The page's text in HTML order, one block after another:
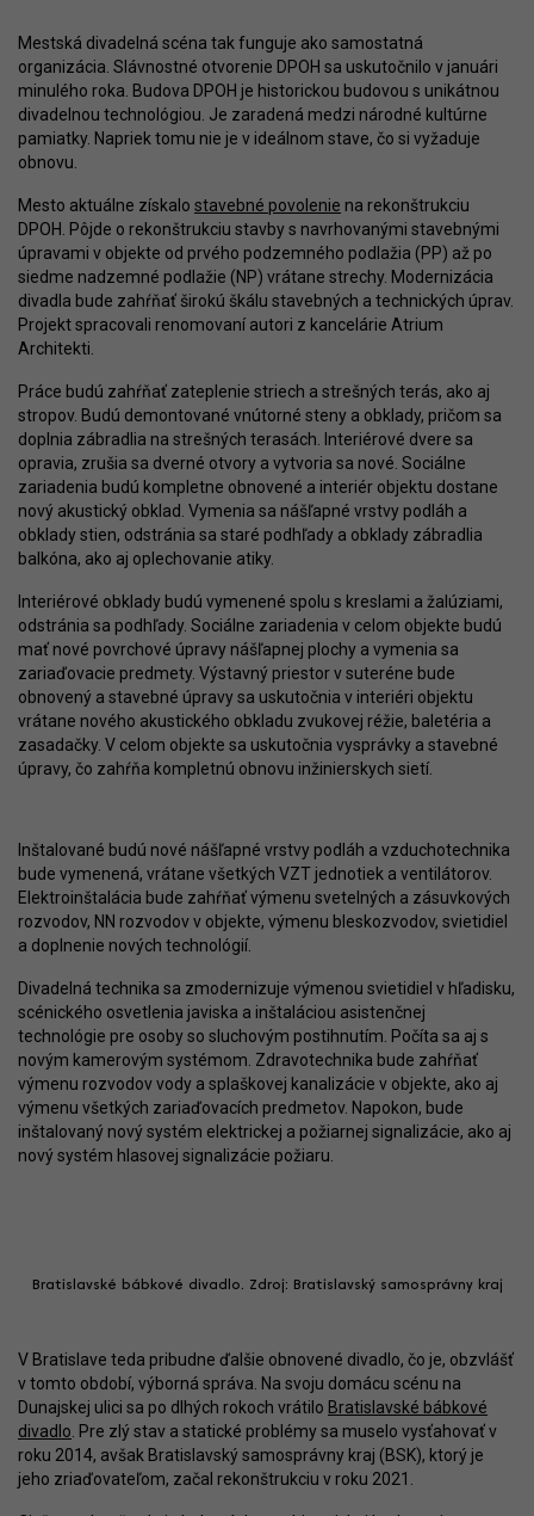
Mestská divadelná scéna tak funguje ako samostatná
organizácia. Slávnostné otvorenie DPOH sa uskutočnilo v januári
minulého roka. Budova DPOH je historickou budovou s unikátnou
divadelnou technológiou. Je zaradená medzi národné kultúrne
pamiatky. Napriek tomu nie je v ideálnom stave, čo si vyžaduje
obnovu.
Mesto aktuálne získalo stavebné povolenie na rekonštrukciu
DPOH. Pôjde o rekonštrukciu stavby s navrhovanými stavebnými
úpravami v objekte od prvého podzemného podlažia (PP) až po
siedme nadzemné podlažie (NP) vrátane strechy. Modernizácia
divadla bude zahŕňať širokú škálu stavebných a technických úprav.
Projekt spracovali renomovaní autori z kancelárie Atrium
Architekti.
Práce budú zahŕňať zateplenie striech a strešných terás, ako aj
stropov. Budú demontované vnútorné steny a obklady, pričom sa
doplnia zábradlia na strešných terasách. Interiérové dvere sa
opravia, zrušia sa dverné otvory a vytvoria sa nové. Sociálne
zariadenia budú kompletne obnovené a interiér objektu dostane
nový akustický obklad. Vymenia sa nášľapné vrstvy podláh a
obklady stien, odstránia sa staré podhľady a obklady zábradlia
balkóna, ako aj oplechovanie atiky.
Interiérové obklady budú vymenené spolu s kreslami a žalúziami,
odstránia sa podhľady. Sociálne zariadenia v celom objekte budú
mať nové povrchové úpravy nášľapnej plochy a vymenia sa
zariaďovacie predmety. Výstavný priestor v suteréne bude
obnovený a stavebné úpravy sa uskutočnia v interiéri objektu
vrátane nového akustického obkladu zvukovej réžie, baletéria a
zasadačky. V celom objekte sa uskutočnia vysprávky a stavebné
úpravy, čo zahŕňa kompletnú obnovu inžinierskych sietí.
Inštalované budú nové nášľapné vrstvy podláh a vzduchotechnika
bude vymenená, vrátane všetkých VZT jednotiek a ventilátorov.
Elektroinštalácia bude zahŕňať výmenu svetelných a zásuvkových
rozvodov, NN rozvodov v objekte, výmenu bleskozvodov, svietidiel
a doplnenie nových technológií.
Divadelná technika sa zmodernizuje výmenou svietidiel v hľadisku,
scénického osvetlenia javiska a inštaláciou asistenčnej
technológie pre osoby so sluchovým postihnutím. Počíta sa aj s
novým kamerovým systémom. Zdravotechnika bude zahŕňať
výmenu rozvodov vody a splaškovej kanalizácie v objekte, ako aj
výmenu všetkých zariaďovacích predmetov. Napokon, bude
inštalovaný nový systém elektrickej a požiarnej signalizácie, ako aj
nový systém hlasovej signalizácie požiaru.
Bratislavské bábkové divadlo. Zdroj: Bratislavský samosprávny kraj
V Bratislave teda pribudne ďalšie obnovené divadlo, čo je, obzvlášť
v tomto období, výborná správa. Na svoju domácu scénu na
Dunajskej ulici sa po dlhých rokoch vrátilo Bratislavské bábkové
divadlo . Pre zlý stav a statické problémy sa muselo vysťahovať v
roku 2014, avšak Bratislavský samosprávny kraj (BSK), ktorý je
jeho zriaďovateľom, začal rekonštrukciu v roku 2021.